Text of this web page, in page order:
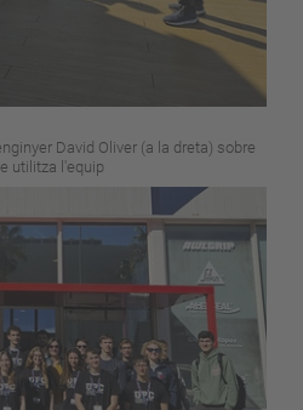
David Oliver (a la dreta) sobre
utilitza l'equip